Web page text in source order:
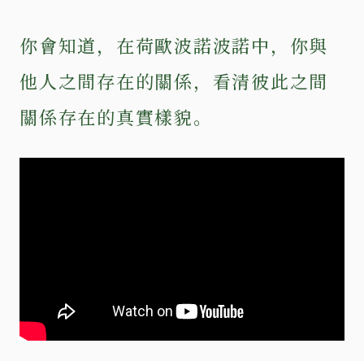
你會知道，在荷歐波諾波諾中，你與
他人之間存在的關係，看清彼此之間
關係存在的真實樣貌。